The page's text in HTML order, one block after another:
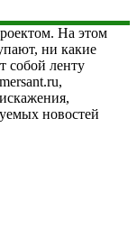
На этом
ни какие
собой ленту
новостей